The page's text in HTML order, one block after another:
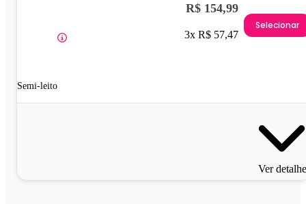
Semi-leito
R$ 154,99
3x R$ 57,47
Selecionar
Ver